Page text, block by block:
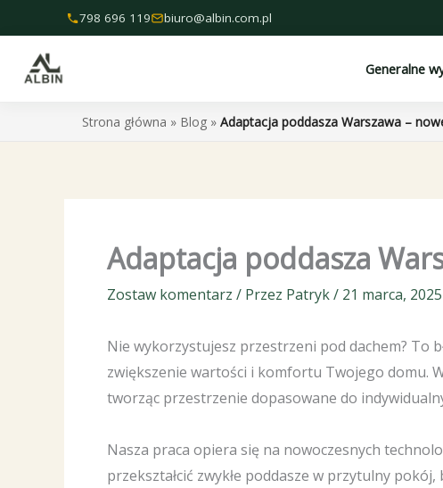
do
treści
798 696 119 biuro@albin.com.pl
Generalne
Strona główna » Blog » Adaptacja poddasza Warszawa –
Adaptacja poddasza
Zostaw komentarz / Przez Patryk/ 21 marca, 2025
Nie wykorzystujesz przestrzeni pod dachem? To
zwiększenie wartości i komfortu Twojego domu.
tworząc przestrzenie dopasowane do
Nasza praca opiera się na nowoczesnych
przekształcić zwykłe poddasze w przytulny